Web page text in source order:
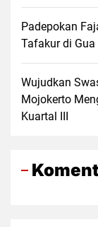
Padepokan
Tafakur di
Wujudkan
Mojokerto
Kuartal III